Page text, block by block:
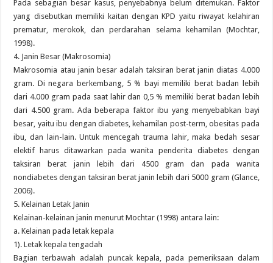
Pada sebagian besar kasus, penyebabnya belum ditemukan. Faktor
yang disebutkan memiliki kaitan dengan KPD yaitu riwayat kelahiran
prematur, merokok, dan perdarahan selama kehamilan (Mochtar,
1998).
4. Janin Besar (Makrosomia)
Makrosomia atau janin besar adalah taksiran berat janin diatas 4.000
gram. Di negara berkembang, 5 % bayi memiliki berat badan lebih
dari 4.000 gram pada saat lahir dan 0,5 % memiliki berat badan lebih
dari 4.500 gram. Ada beberapa faktor ibu yang menyebabkan bayi
besar, yaitu ibu dengan diabetes, kehamilan post-term, obesitas pada
ibu, dan lain-lain. Untuk mencegah trauma lahir, maka bedah sesar
elektif harus ditawarkan pada wanita penderita diabetes dengan
taksiran berat janin lebih dari 4500 gram dan pada wanita
nondiabetes dengan taksiran berat janin lebih dari 5000 gram (Glance,
2006).
5. Kelainan Letak Janin
Kelainan-kelainan janin menurut Mochtar (1998) antara lain:
a. Kelainan pada letak kepala
1). Letak kepala tengadah
Bagian terbawah adalah puncak kepala, pada pemeriksaan dalam